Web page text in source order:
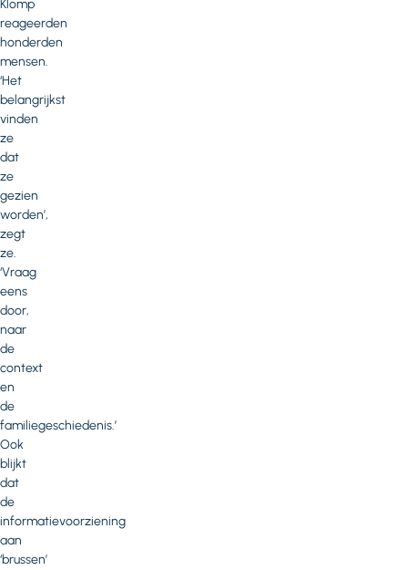
Klomp
reageerden
honderden
mensen.
‘Het
belangrijkst
vinden
ze
dat
ze
gezien
worden’,
zegt
ze.
‘Vraag
eens
door,
naar
de
context
en
de
familiegeschiedenis.’
Ook
blijkt
dat
de
informatievoorziening
aan
‘brussen’